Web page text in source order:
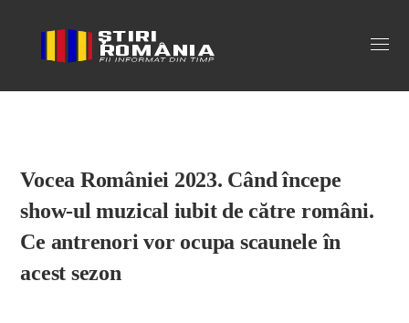
Stiri Romania
Vocea României 2023. Când începe
show-ul muzical iubit de către români.
Ce antrenori vor ocupa scaunele în
acest sezon